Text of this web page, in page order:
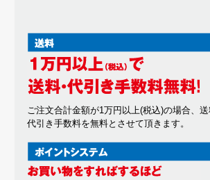
ご注文合計金額が1万円以上(税込)の場合、送
代引き手数料を無料とさせて頂きます。